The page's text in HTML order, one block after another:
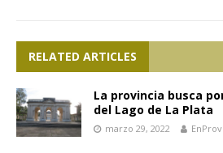
RELATED ARTICLES
La provincia busca
del Lago de La Plata
marzo 29, 2022